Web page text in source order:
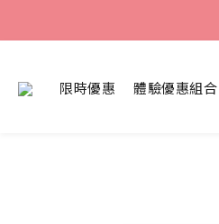
限時優惠 體驗優惠組合